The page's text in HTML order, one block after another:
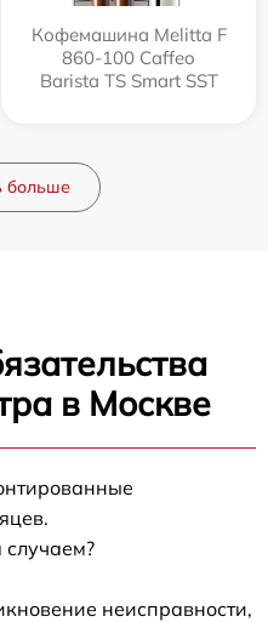
Кофемашина Melitta F
860-100 Caffeo
Barista TS Smart SST
больше
в Москве
случаем?
неисправности,